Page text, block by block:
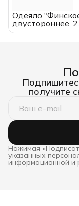
Одеяло
двустороннее,
спальное,
получите
Нажимая
указанных
информационной и